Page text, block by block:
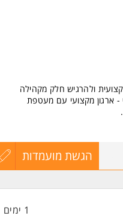
ולהרגיש חלק מקהילה
- ארגון מקצועי עם מעטפת
הגשת מועמדות
1 ימים